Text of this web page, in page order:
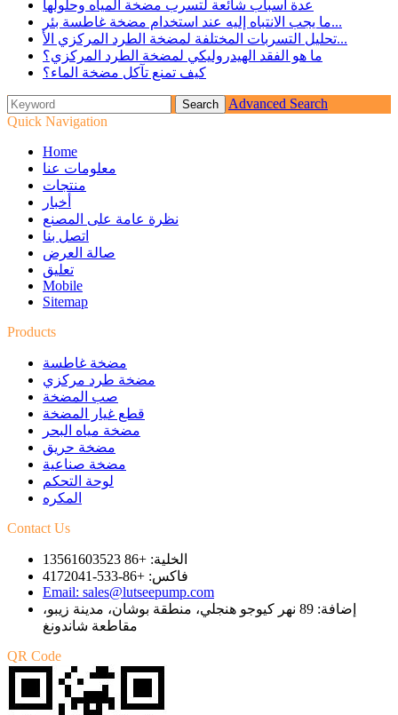
عدة أسباب شائعة لتسرب مضخة المياه وحلولها
ما يجب الانتباه إليه عند استخدام مضخة غاطسة بئر...
تحليل التسربات المختلفة لمضخة الطرد المركزي الأ...
ما هو الفقد الهيدروليكي لمضخة الطرد المركزي؟
كيف تمنع تآكل مضخة الماء؟
Advanced Search
Quick Navigation
Home
معلومات عنا
منتجات
أخبار
نظرة عامة على المصنع
اتصل بنا
صالة العرض
تعليق
Mobile
Sitemap
Products
مضخة غاطسة
مضخة طرد مركزي
صب المضخة
قطع غيار المضخة
مضخة مياه البحر
مضخة حريق
مضخة صناعية
لوحة التحكم
المكره
Contact Us
الخلية: +86 13561603523
فاكس: +86-533-4172041
Email: sales@lutseepump.com
إضافة: 89 نهر كيوجو هنجلي، منطقة بوشان، مدينة زيبو،
مقاطعة شاندونغ
QR Code